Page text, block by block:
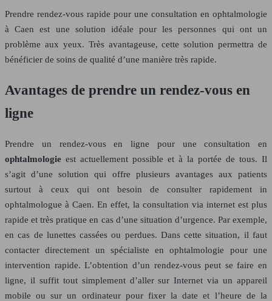
Prendre rendez-vous rapide pour une consultation en ophtalmologie
à Caen est une solution idéale pour les personnes qui ont un
problème aux yeux. Très avantageuse, cette solution permettra de
bénéficier de soins de qualité d’une manière très rapide.
Avantages de prendre un rendez-vous en
ligne
Prendre un rendez-vous en ligne pour une consultation en
ophtalmologie est actuellement possible et à la portée de tous. Il
s’agit d’une solution qui offre plusieurs avantages aux patients
surtout à ceux qui ont besoin de consulter rapidement in
ophtalmologue à Caen. En effet, la consultation via internet est plus
rapide et très pratique en cas d’une situation d’urgence. Par exemple,
en cas de lunettes cassées ou perdues. Dans cette situation, il faut
contacter directement un spécialiste en ophtalmologie pour une
intervention rapide. L’obtention d’un rendez-vous peut se faire en
ligne, il suffit tout simplement d’aller sur Internet via un appareil
mobile ou sur un ordinateur pour fixer la date et l’heure de la